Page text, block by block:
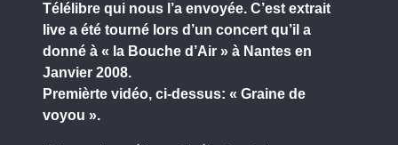
Télélibre qui nous l’a envoyée. C’est extrait
live a été tourné lors d’un concert qu’il a
donné à « la Bouche d’Air » à Nantes en
Janvier 2008.
Premièrte vidéo, ci-dessus: « Graine de
voyou ».